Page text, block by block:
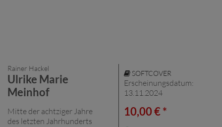
Rainer Hackel
Ulrike Marie
Meinhof
Mitte der achtziger Jahre
des letzten Jahrhunderts
SOFTCOVER
Erscheinungsdatum:
13.11.2024
10,00 € *